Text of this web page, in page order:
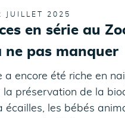
JUILLET 2025
en série au
ne pas manquer
a encore été riche en
la préservation de la
écailles, les bébés